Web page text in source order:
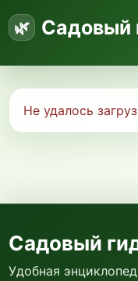
Садовый
Не удалось
Садовый
Удобная